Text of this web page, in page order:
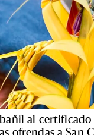
al certificado
ofrendas a San